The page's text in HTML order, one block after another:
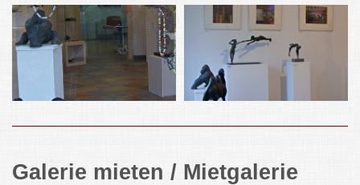
Galerie mieten / Mietgalerie